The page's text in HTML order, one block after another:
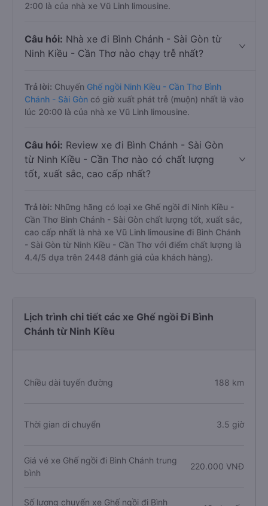
2:00 là của nhà xe Vũ Linh limousine.
Câu hỏi: Nhà xe đi Bình Chánh - Sài Gòn từ
Ninh Kiều - Cần Thơ nào chạy trễ nhất?
Trả lời: Chuyến Ghế ngồi Ninh Kiều - Cần Thơ Bình
Chánh - Sài Gòn có giờ xuất phát trễ (muộn) nhất là vào
lúc 20:00 là của nhà xe Vũ Linh limousine.
Câu hỏi: Review xe đi Bình Chánh - Sài Gòn
từ Ninh Kiều - Cần Thơ nào có chất lượng
tốt, xuất sắc, cao cấp nhất?
Trả lời: Những hãng có loại xe Ghế ngồi đi Ninh Kiều -
Cần Thơ Bình Chánh - Sài Gòn chất lượng tốt, xuất sắc,
cao cấp nhất là nhà xe Vũ Linh limousine đi Bình Chánh
- Sài Gòn từ Ninh Kiều - Cần Thơ với điểm chất lượng là
4.4/5 dựa trên 2448 đánh giá của khách hàng).
Lịch trình chi tiết các xe Ghế ngồi Đi Bình
Chánh từ Ninh Kiều
Chiều dài tuyến đường 188 km
Thời gian di chuyển 3.5 giờ
Giá vé xe Ghế ngồi đi Bình Chánh trung
bình
220.000 VNĐ
Số lượng chuyến xe Ghế ngồi đi Bình